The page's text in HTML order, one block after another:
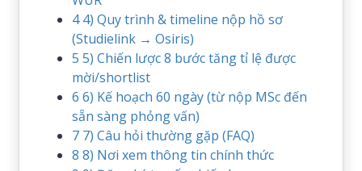
44) Quy trình & timeline nộp hồ sơ
(Studielink → Osiris)
5 5) Chiến lược 8 bước tăng tỉ lệ được
mời/shortlist
6 6) Kế hoạch 60 ngày (từ nộp MSc đến
sẵn sàng phỏng vấn)
7 7) Câu hỏi thường gặp (FAQ)
8 8) Nơi xem thông tin chính thức